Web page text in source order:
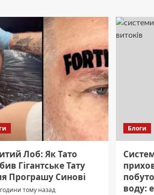
Лоб: Як Тато
Гігантське Тату
Програшу Синові
тому назад
Блоги
воду: